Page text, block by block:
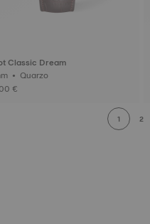
Classic Dream
42 mm • Quarzo
€
1 2